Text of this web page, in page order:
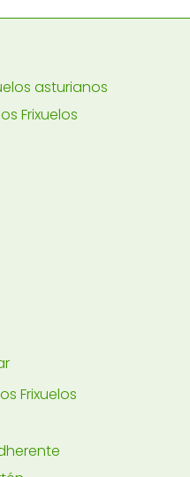
asturianos
Frixuelos
Frixuelos